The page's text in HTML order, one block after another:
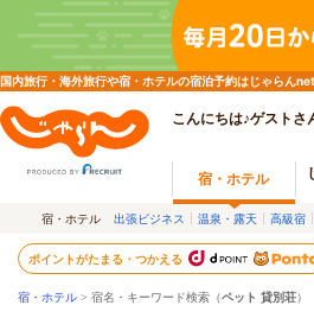
国内旅行・海外旅行や宿・ホテルの宿泊予約はじゃらん
こんにちは♪ゲストさ
宿・ホテル
宿・ホテル 出張ビジネス 温泉・露天 高級宿
ポイントがたまる・つかえる
宿・ホテル > 宿名・キーワード検索（ペット 貸別荘）